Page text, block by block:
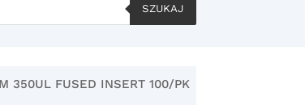
SZUKAJ
350UL FUSED INSERT 100/PK